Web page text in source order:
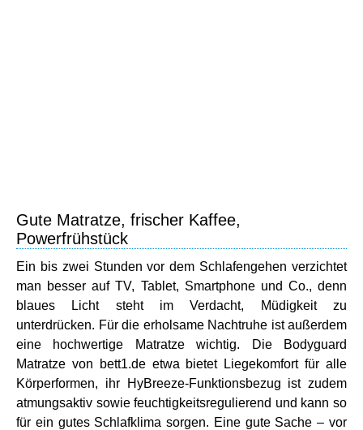
Gute Matratze, frischer Kaffee,
Powerfrühstück
Ein bis zwei Stunden vor dem Schlafengehen verzichtet
man besser auf TV, Tablet, Smartphone und Co., denn
blaues Licht steht im Verdacht, Müdigkeit zu
unterdrücken. Für die erholsame Nachtruhe ist außerdem
eine hochwertige Matratze wichtig. Die Bodyguard
Matratze von bett1.de etwa bietet Liegekomfort für alle
Körperformen, ihr HyBreeze-Funktionsbezug ist zudem
atmungsaktiv sowie feuchtigkeitsregulierend und kann so
für ein gutes Schlafklima sorgen. Eine gute Sache – vor